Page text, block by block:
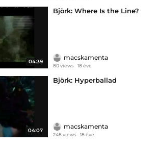
04:39
Björk: Where Is the Line?
macskamenta
80 views 18 éve
04:07
Björk: Hyperballad
macskamenta
248 views 18 éve